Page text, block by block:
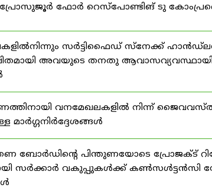
പ്രോസുജൂർ ഫോർ റെസ്‌പോണ്ടിങ് ടു
സർട്ടിഫൈഡ് സ്നേക്ക്
അവയുടെ തനതു
വനമേഖലകളിൽ നിന്ന്
മാർഗ്ഗനിർദ്ദേശങ്ങൾ
പിന്തുണയോടെ പ്രോജക്ട്
സർക്കാർ വകുപ്പുകൾക്ക്